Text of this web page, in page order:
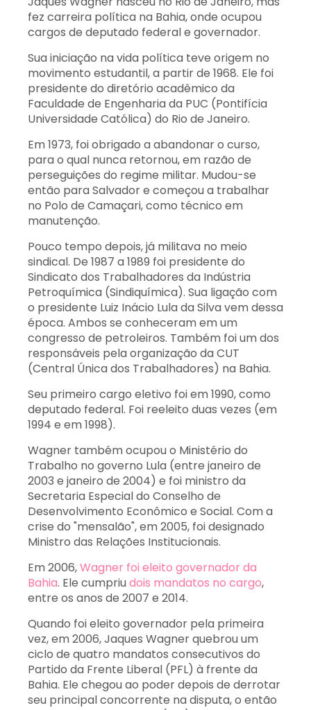
fez carreira política na Bahia, onde ocupou
cargos de deputado federal e governador.
Sua iniciação na vida política teve origem no
movimento estudantil, a partir de 1968. Ele foi
presidente do diretório acadêmico da
Faculdade de Engenharia da PUC (Pontifícia
Universidade Católica) do Rio de Janeiro.
Em 1973, foi obrigado a abandonar o curso,
para o qual nunca retornou, em razão de
perseguições do regime militar. Mudou-se
então para Salvador e começou a trabalhar
no Polo de Camaçari, como técnico em
manutenção.
Pouco tempo depois, já militava no meio
sindical. De 1987 a 1989 foi presidente do
Sindicato dos Trabalhadores da Indústria
Petroquímica (Sindiquímica). Sua ligação com
o presidente Luiz Inácio Lula da Silva vem dessa
época. Ambos se conheceram em um
congresso de petroleiros. Também foi um dos
responsáveis pela organização da CUT
(Central Única dos Trabalhadores) na Bahia.
Seu primeiro cargo eletivo foi em 1990, como
deputado federal. Foi reeleito duas vezes (em
1994 e em 1998).
Wagner também ocupou o Ministério do
Trabalho no governo Lula (entre janeiro de
2003 e janeiro de 2004) e foi ministro da
Secretaria Especial do Conselho de
Desenvolvimento Econômico e Social. Com a
crise do "mensalão", em 2005, foi designado
Ministro das Relações Institucionais.
Em 2006,Wagner foi eleito governador da
Bahia. Ele cumpriudois mandatos no cargo,
entre os anos de 2007 e 2014.
Quando foi eleito governador pela primeira
vez, em 2006, Jaques Wagner quebrou um
ciclo de quatro mandatos consecutivos do
Partido da Frente Liberal (PFL) à frente da
Bahia. Ele chegou ao poder depois de derrotar
seu principal concorrente na disputa, o então